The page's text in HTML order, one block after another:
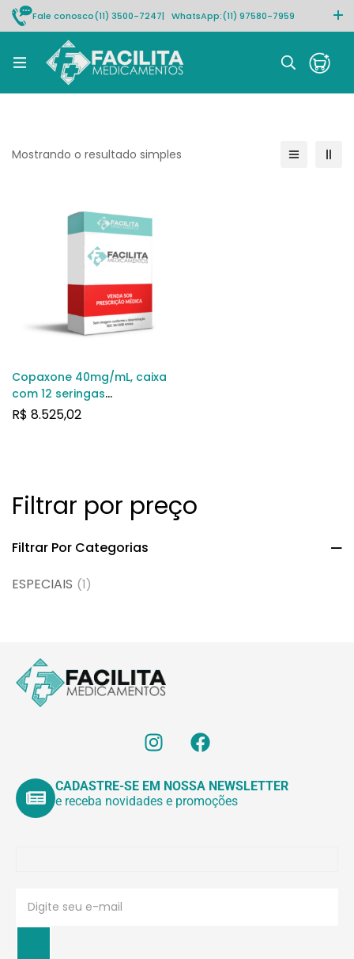
Fale conosco(11) 3500-7247| WhatsApp:(11) 97580-7959
Rastrear pedido
Filtrar por preço
Filtrar Por Categorias
ESPECIAIS (1)
Mostrando o resultado simples
Copaxone 40mg/mL, caixa
com 12 seringas
preenchidas com 1mL de
R$ 8.525,02
CADASTRE-SE EM NOSSA NEWSLETTER
e receba novidades e promoções